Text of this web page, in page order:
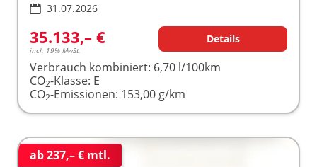
31.07.2026
35.133,– €
incl. 19% MwSt.
Details
Verbrauch kombiniert: 6,70 l/100km
CO2-Klasse: E
CO2-Emissionen: 153,00 g/km
ab 237,– € mtl.